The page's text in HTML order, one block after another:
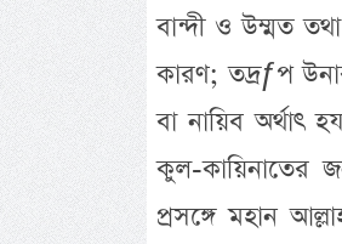
বান্দী ও উম্মত
কারণ; তদ্রƒপ
বা নায়িব
কুল-কায়িনাতের
প্রসঙ্গে মহান